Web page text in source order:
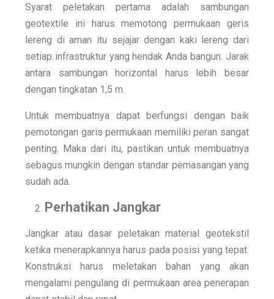
Syarat peletakan pertama adalah sambungan
geotextile ini harus memotong permukaan geris
lereng di aman itu sejajar dengan kaki lereng dari
setiap infrastruktur yang hendak Anda bangun. Jarak
antara sambungan horizontal harus lebih besar
dengan tingkatan 1,5 m.
Untuk membuatnya dapat berfungsi dengan baik
pemotongan garis permukaan memiliki peran sangat
penting. Maka dari itu, pastikan untuk membuatnya
sebagus mungkin dengan standar pemasangan yang
sudah ada.
Perhatikan Jangkar
Jangkar atau dasar peletakan material geotekstil
ketika menerapkannya harus pada posisi yang tepat.
Konstruksi harus meletakan bahan yang akan
mengalami pengulang di permukaan area penerapan